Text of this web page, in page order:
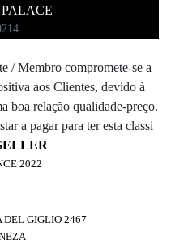
2022
DEL GIGLIO 2467